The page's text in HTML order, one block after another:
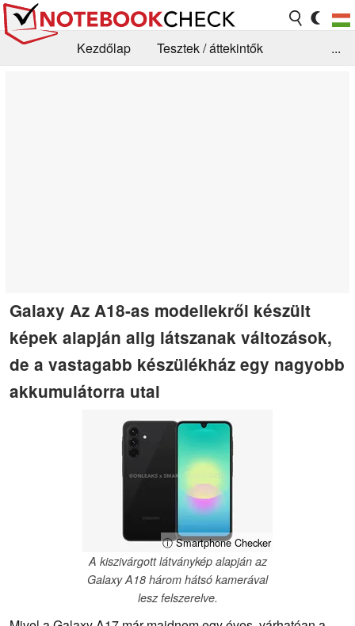
Kezdőlap
Tesztek / áttekintők
...
Galaxy Az A18-as modellekről készült
képek alapján alig látszanak változások,
de a vastagabb készülékház egy nagyobb
akkumulátorra utal
ⓘ Smartphone Checker
A kiszivárgott látványkép alapján az
Galaxy A18 három hátsó kamerával
lesz felszerelve.